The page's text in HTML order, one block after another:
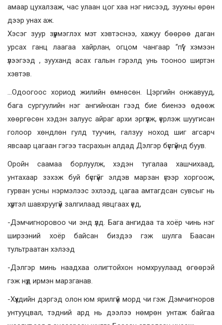
амаар цухалзаж, час улаан цог хаа нэг нисээд, зуухны өрөн
дээр унах аж.
Хэсэг зуур зүүрмэглэх мэт хэвтэснээ, хажуу бөөрөө даган
урсах ганц лаагаа хайрлан, огцом чангаар “пүү” хэмээн
үлээгээд , зууханд асах галын гэрэлд унь тооноо ширтэн
хэвтэв.
…Одоогоос хориод жилийн өмнөсөн. Цэргийн онжавууд,
бага сургуулийн нэг ангийнхан гээд бие биенээ өдөөж
хөөргөсөн хэдэн залуус айраг архи эргүүлж, үерлэж шуугисан
голоор хөндлөн гулд туучин, галзуу ноход шиг агсарч
явсаар цагаан гэгээ тасрахын алдад Дэлгэр бүсгүйнд буув.
Оройн саамаа борлуулж, хэдэн тугалаа хашчихаад,
унтахаар зэхэж буй бүсгүйг элдэв марзан үгээр хоргоож,
гурван усны нэрмэлээс эхлээд, цагаа амтагдсан сувсыг нь
хүртэл шавхруугүй залгилаад явцгаах үед,
-Дэмчигноровоо чи энд үлд. Бага ангидаа та хоёр чинь нэг
ширээний хоёр байсан биздээ гэж шулга Баасан
тультраатан хэлээд
-Дэлгэр минь наадхаа олигтойхон номхруулаад өгөөрэй
гэж нүд ирмэн марзганав.
-Хүүхдийн дэргэд олон юм ярилгүй морд чи гэж Дэмчигноров
унтууцвал, тэдний ард нь дээлээ нөмрөн унтаж байгаа